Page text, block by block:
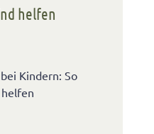
helfen
Kindern: So